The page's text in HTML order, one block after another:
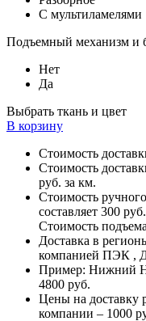
С мультиламелями
Подъемный механизм и
Нет
Да
Выбрать ткань и цвет
В корзину
Стоимость
Стоимость
руб. за км.
Стоимость
составляет 300
Стоимость
Доставка в
компанией ПЭК ,
Пример: Нижний
4800 руб.
Цены на доставку
компании – 1000